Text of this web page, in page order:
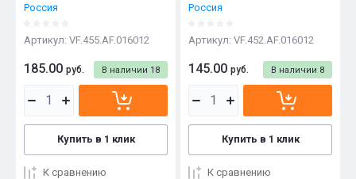
Россия
Артикул: VF.455.AF.016012
В наличии 18
185.00 руб.
Купить в 1 клик
К сравнению
Россия
Артикул: VF.452.AF.016012
В наличии 8
145.00 руб.
Купить в 1 клик
К сравнению